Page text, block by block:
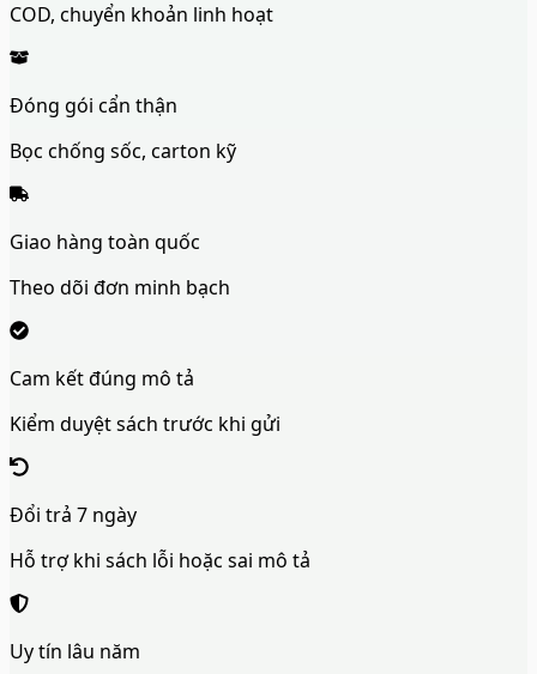
COD, chuyển khoản linh hoạt
Đóng gói cẩn thận
Bọc chống sốc, carton kỹ
Giao hàng toàn quốc
Theo dõi đơn minh bạch
Cam kết đúng mô tả
Kiểm duyệt sách trước khi gửi
Đổi trả 7 ngày
Hỗ trợ khi sách lỗi hoặc sai mô tả
Uy tín lâu năm